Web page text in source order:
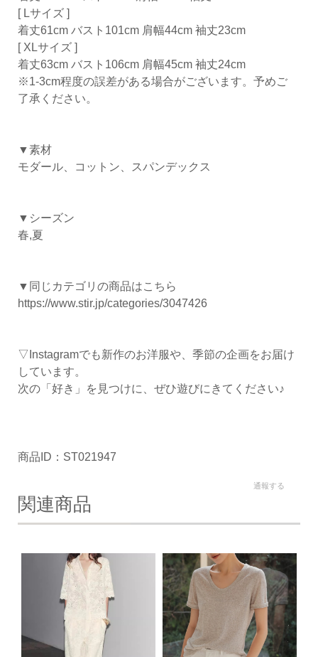
[ Lサイズ ]
着丈61cm バスト101cm 肩幅44cm 袖丈23cm
[ XLサイズ ]
着丈63cm バスト106cm 肩幅45cm 袖丈24cm
※1-3cm程度の誤差がある場合がございます。予めご
了承ください。
▼素材
モダール、コットン、スパンデックス
▼シーズン
春,夏
▼同じカテゴリの商品はこちら
https://www.stir.jp/categories/3047426
▽Instagramでも新作のお洋服や、季節の企画をお届け
しています。
次の「好き」を見つけに、ぜひ遊びにきてください♪
商品ID：ST021947
通報する
関連商品